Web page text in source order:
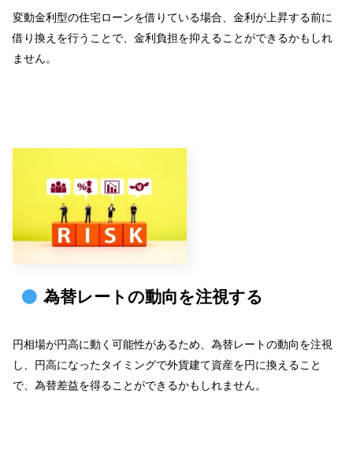
変動金利型の住宅ローンを借りている場合、金利が上昇する前に
借り換えを行うことで、金利負担を抑えることができるかもしれ
ません。
為替レートの動向を注視する
円相場が円高に動く可能性があるため、為替レートの動向を注視
し、円高になったタイミングで外貨建て資産を円に換えること
で、為替差益を得ることができるかもしれません。